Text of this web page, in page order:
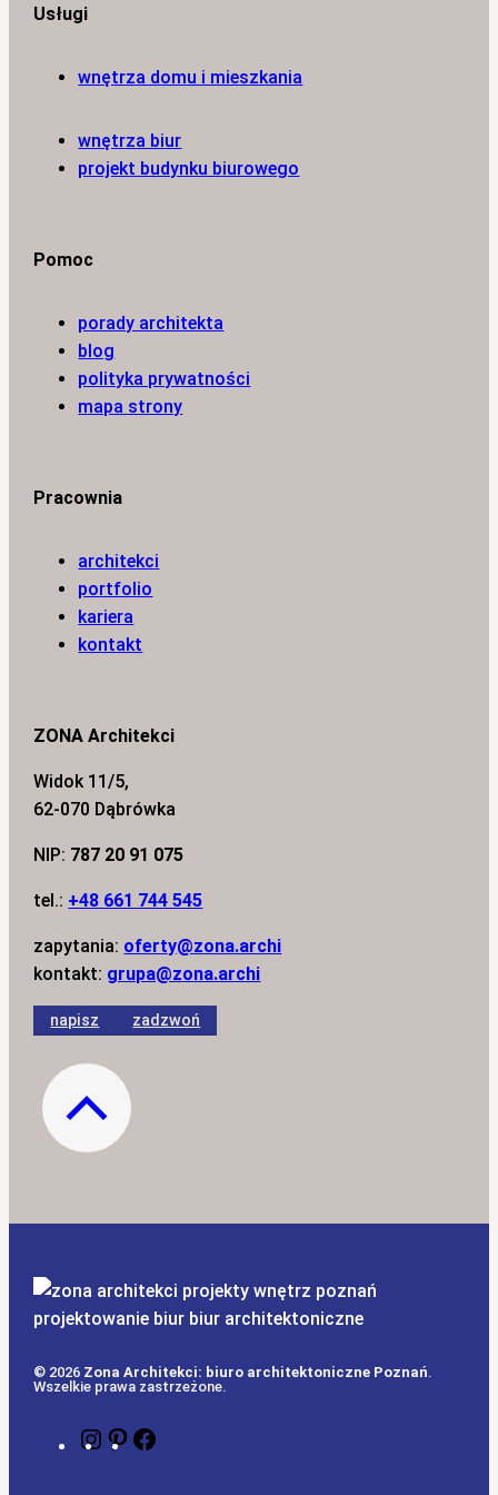
Usługi
wnętrza domu i mieszkania
wnętrza biur
projekt budynku biurowego
Pomoc
porady architekta
blog
polityka prywatności
mapa strony
Pracownia
architekci
portfolio
kariera
kontakt
ZONA Architekci
Widok 11/5,
62-070 Dąbrówka
NIP: 787 20 91 075
tel.: +48 661 744 545
zapytania: oferty@zona.archi
kontakt: grupa@zona.archi
napisz zadzwoń
© 2026 Zona Architekci: biuro architektoniczne Poznań.
Wszelkie prawa zastrzeżone.
Instagram
Pinterest